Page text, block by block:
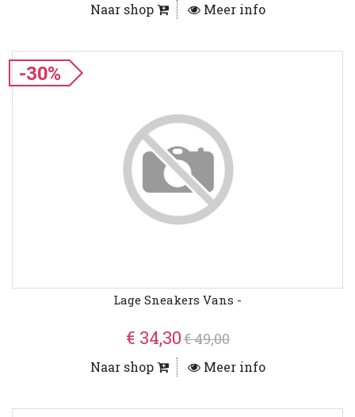
Naar shop Meer info
-30%
Lage Sneakers Vans -
€ 34,30€ 49,00
Naar shop Meer info